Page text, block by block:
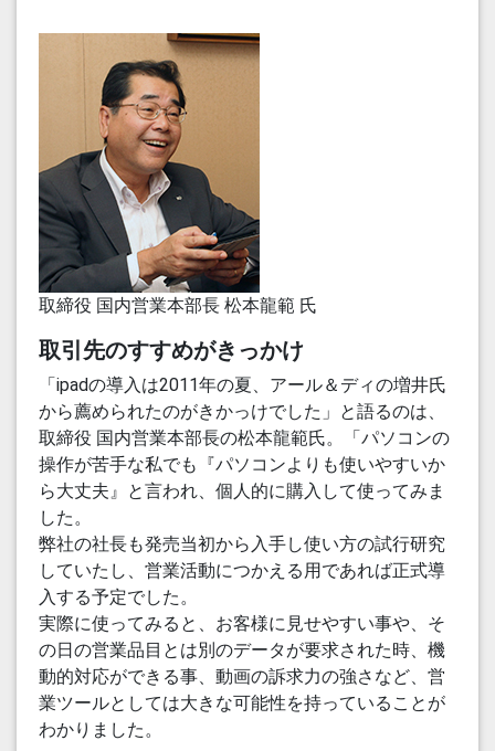
取締役 国内営業本部長 松本龍範 氏
取引先のすすめがきっかけ
「ipadの導入は2011年の夏、アール＆ディの増井氏
から薦められたのがきかっけでした」と語るのは、
取締役 国内営業本部長の松本龍範氏。「パソコンの
操作が苦手な私でも『パソコンよりも使いやすいか
ら大丈夫』と言われ、個人的に購入して使ってみま
した。
弊社の社長も発売当初から入手し使い方の試行研究
していたし、営業活動につかえる用であれば正式導
入する予定でした。
実際に使ってみると、お客様に見せやすい事や、そ
の日の営業品目とは別のデータが要求された時、機
動的対応ができる事、動画の訴求力の強さなど、営
業ツールとしては大きな可能性を持っていることが
わかりました。